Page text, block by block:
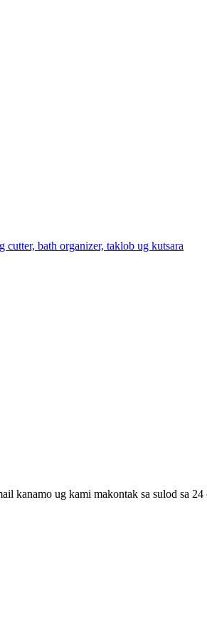
kanamo ug kami makontak sa sulod sa 24